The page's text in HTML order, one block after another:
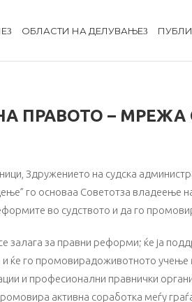
ОБЛАСТИ НА ДЕЛУВАЊЕ
ПРАВОТО –
Здружението на судска
го основаа Советотза
во судството и да го
залага за правни реформи; ќе ја
ќе го промовирадоживотното
и професионални правнички
активна соработка меѓу